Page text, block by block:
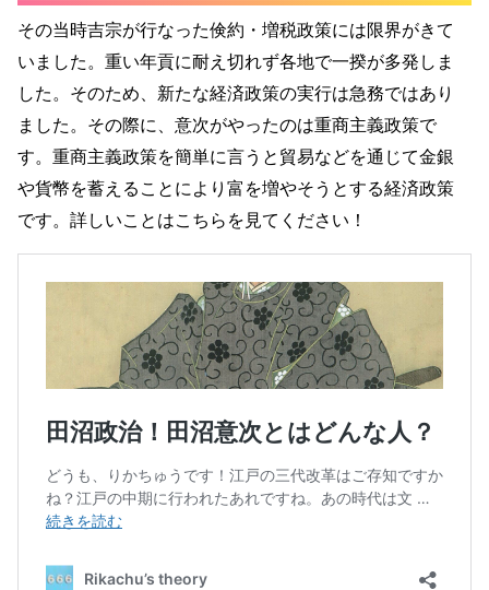
その当時吉宗が行なった倹約・増税政策には限界がきて
いました。重い年貢に耐え切れず各地で一揆が多発しま
した。そのため、新たな経済政策の実行は急務ではあり
ました。その際に、意次がやったのは重商主義政策で
す。重商主義政策を簡単に言うと 貿易などを通じて金銀
や貨幣を蓄えることにより富を増やそうとする経済政策
です。詳しいことはこちらを見てください！